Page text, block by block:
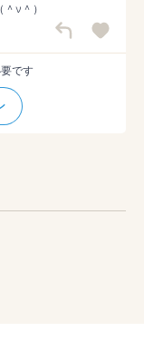
ν＾）
です